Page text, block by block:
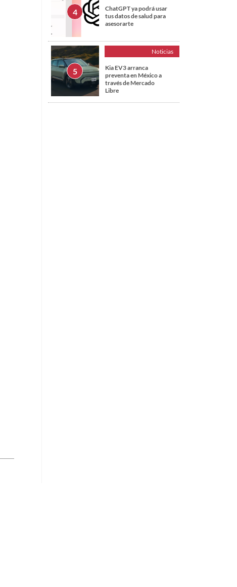
ChatGPT ya podrá usar
tus datos de salud para
asesorarte
Noticias
Kia EV3 arranca
preventa en México a
través de Mercado
Libre